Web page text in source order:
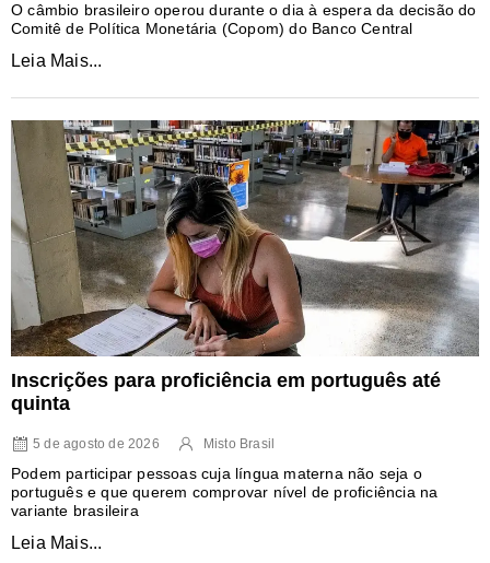
O câmbio brasileiro operou durante o dia à espera da decisão do
Comitê de Política Monetária (Copom) do Banco Central
Leia Mais...
Inscrições para proficiência em português até
quinta
5 de agosto de 2026 Misto Brasil
Podem participar pessoas cuja língua materna não seja o
português e que querem comprovar nível de proficiência na
variante brasileira
Leia Mais...